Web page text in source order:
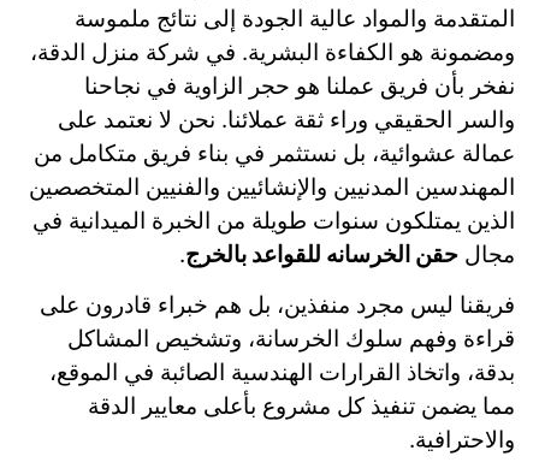
المتقدمة والمواد عالية الجودة إلى نتائج ملموسة
ومضمونة هو الكفاءة البشرية. في شركة منزل الدقة،
نفخر بأن فريق عملنا هو حجر الزاوية في نجاحنا
والسر الحقيقي وراء ثقة عملائنا. نحن لا نعتمد على
عمالة عشوائية، بل نستثمر في بناء فريق متكامل من
المهندسين المدنيين والإنشائيين والفنيين المتخصصين
الذين يمتلكون سنوات طويلة من الخبرة الميدانية في
مجال حقن الخرسانه للقواعد بالخرج.
فريقنا ليس مجرد منفذين، بل هم خبراء قادرون على
قراءة وفهم سلوك الخرسانة، وتشخيص المشاكل
بدقة، واتخاذ القرارات الهندسية الصائبة في الموقع،
مما يضمن تنفيذ كل مشروع بأعلى معايير الدقة
والاحترافية.